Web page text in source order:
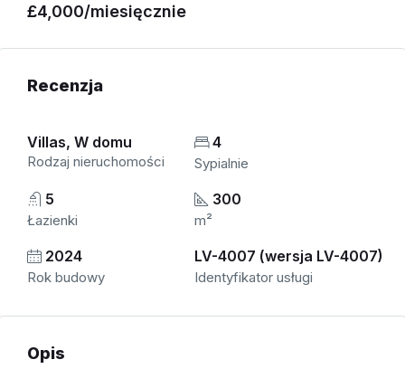
£4,000/miesięcznie
Recenzja
Villas, W domu
Rodzaj nieruchomości
4
Sypialnie
5
Łazienki
300
m²
2024
Rok budowy
LV-4007 (wersja LV-4007)
Identyfikator usługi
Opis